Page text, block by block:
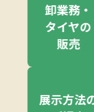
卸業務・
タイヤの
販売
展示方法